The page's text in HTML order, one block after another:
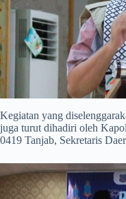
Kegiatan yang
juga turut dihadiri oleh
0419 Tanjab, Sekretaris